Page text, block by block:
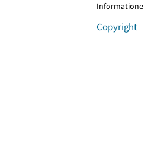
Copyright